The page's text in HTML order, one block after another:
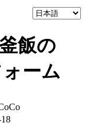
飯の
ーム